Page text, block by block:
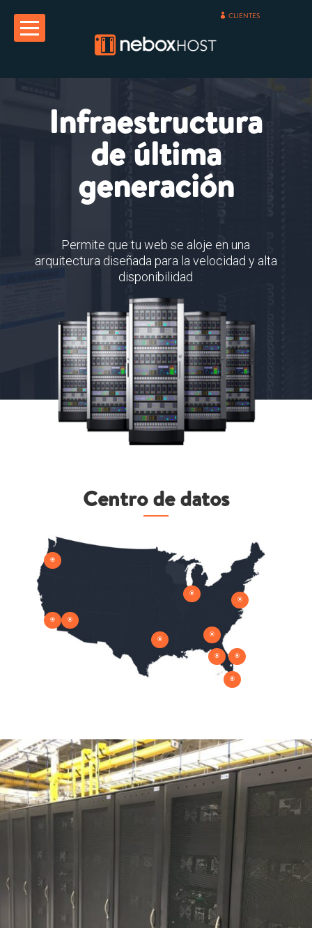
CLIENTES
Infraestructura
de última
generación
Permite que tu web se aloje en una
arquitectura diseñada para la velocidad y alta
disponibilidad
Centro de datos
\
\ \
\
\
\
\
\ \
\